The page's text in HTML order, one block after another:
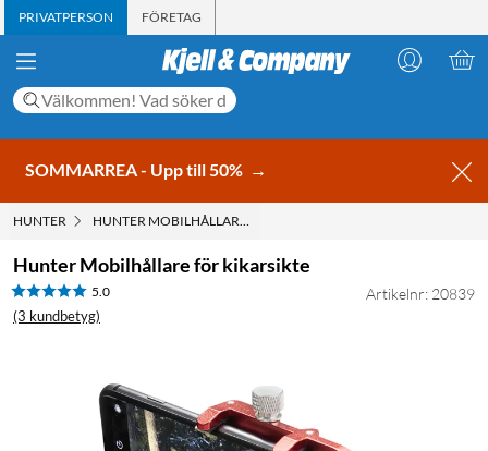
PRIVATPERSON FÖRETAG
SOMMARREA - Upp till 50% →
HUNTER HUNTER MOBILHÅLLARE FÖR KIKARSIKTE
Hunter Mobilhållare för kikarsikte
5.0
(3 kundbetyg)
Artikelnr: 20839